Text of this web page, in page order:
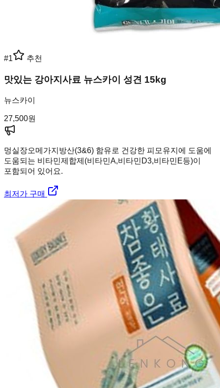
#1 추천
맛있는 강아지사료 뉴스카이 성견 15kg
뉴스카이
27,500원
멍실장오메가지방산(3&6) 함유로 건강한 피모유지에 도움에
도움되는 비타민제합제(비타민A,비타민D3,비타민E등)이
포함되어 있어요.
최저가 구매